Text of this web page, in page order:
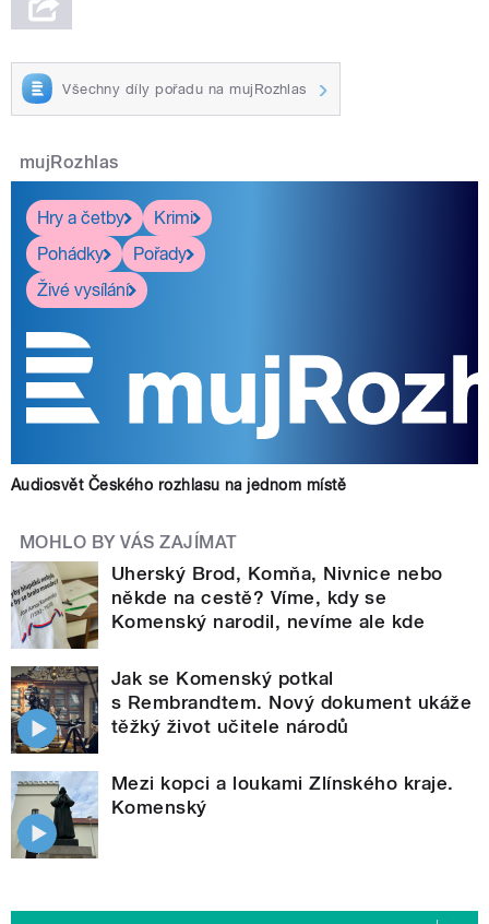
Všechny díly pořadu na mujRozhlas
mujRozhlas
Hry a četby
Krimi
Pohádky
Pořady
Živé vysílání
Audiosvět Českého rozhlasu na jednom místě
MOHLO BY VÁS ZAJÍMAT
Uherský Brod, Komňa, Nivnice nebo
někde na cestě? Víme, kdy se
Komenský narodil, nevíme ale kde
Jak se Komenský potkal
s Rembrandtem. Nový dokument ukáže
těžký život učitele národů
Mezi kopci a loukami Zlínského kraje.
Komenský